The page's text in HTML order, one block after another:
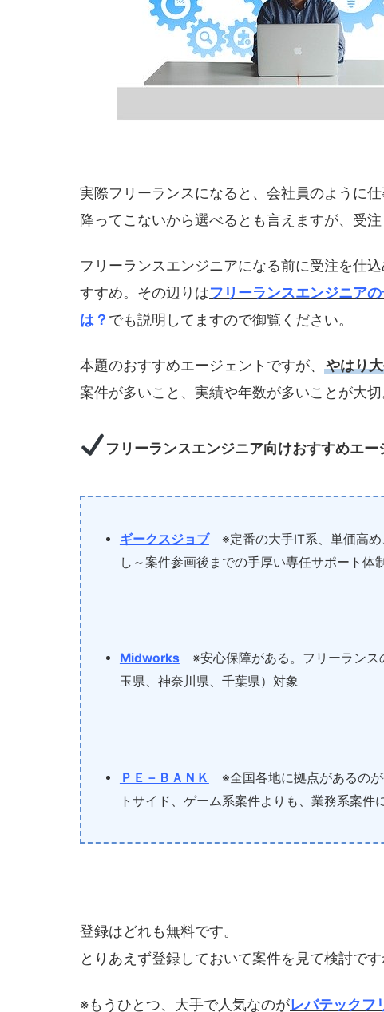
実際フリーランスになると、会社員のように
降ってこないから選べるとも言えますが、受
フリーランスエンジニアになる前に受注を仕
すすめ。その辺りはフリーランスエンジニア
は？ でも説明してますので御覧ください。
本題のおすすめエージェントですが、 やはり
案件が多いこと、実績や年数が多いことが大切
フリーランスエンジニア向けおすすめエー
ギークスジョブ※定番の大手IT系、単価高め
し～案件参画後までの手厚い専任サポート体
Midworks※安心保障がある。フリーランス
玉県、神奈川県、千葉県）対象
ＰＥ－ＢＡＮＫ
※全国各地に拠点があるの
トサイド、ゲーム系案件よりも、業務系案件
登録はどれも無料です。
とりあえず登録しておいて案件を見て検討です
※もうひとつ、大手で人気なのがレバテックフ